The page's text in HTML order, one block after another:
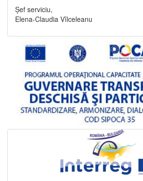
Șef serviciu,
Elena-Claudia Vîlceleanu